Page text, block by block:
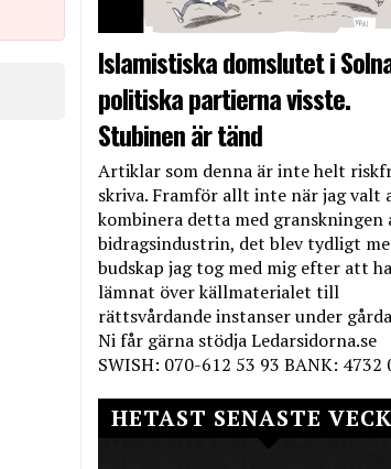
Islamistiska domslutet i
politiska partierna visste.
Stubinen är tänd
Artiklar som denna är inte helt
skriva. Framför allt inte när jag valt
kombinera detta med granskningen
bidragsindustrin, det blev tydligt
budskap jag tog med mig efter att ha
lämnat över källmaterialet till
rättsvårdande instanser under
Ni får gärna stödja Ledarsidorna.se
SWISH: 070-612 53 93 BANK:
HETAST SENASTE